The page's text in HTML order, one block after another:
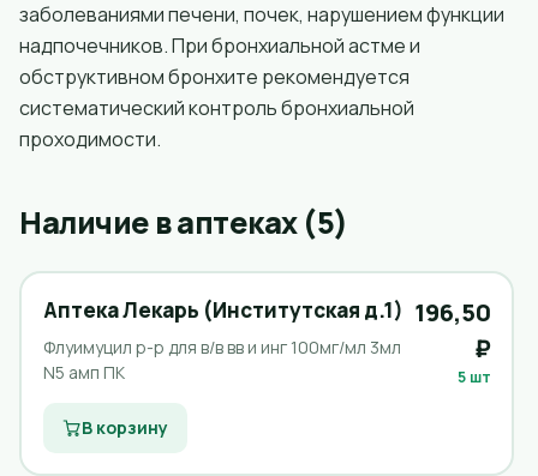
заболеваниями печени, почек, нарушением функции
надпочечников. При бронхиальной астме и
обструктивном бронхите рекомендуется
систематический контроль бронхиальной
проходимости.
Наличие в аптеках (5)
Аптека Лекарь (Институтская д.1)
Флуимуцил р-р для в/в вв и инг 100мг/мл 3мл
N5 амп ПК
196,50
₽
5 шт
В корзину